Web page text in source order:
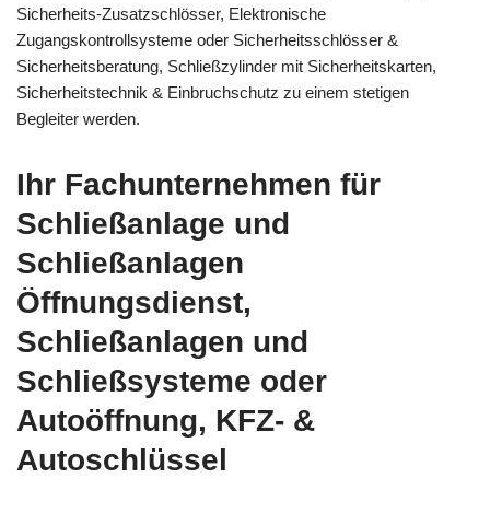
Sicherheits-Zusatzschlösser, Elektronische
Zugangskontrollsysteme oder Sicherheitsschlösser &
Sicherheitsberatung, Schließzylinder mit Sicherheitskarten,
Sicherheitstechnik & Einbruchschutz zu einem stetigen
Begleiter werden.
Ihr Fachunternehmen für
Schließanlage und
Schließanlagen
Öffnungsdienst,
Schließanlagen und
Schließsysteme oder
Autoöffnung, KFZ- &
Autoschlüssel